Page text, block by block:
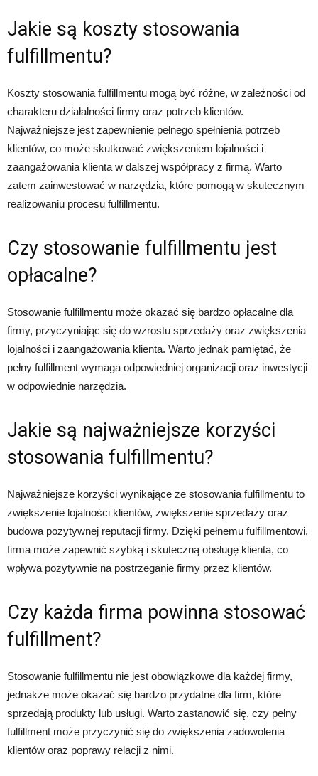
Jakie są koszty stosowania
fulfillmentu?
Koszty stosowania fulfillmentu mogą być różne, w zależności od
charakteru działalności firmy oraz potrzeb klientów.
Najważniejsze jest zapewnienie pełnego spełnienia potrzeb
klientów, co może skutkować zwiększeniem lojalności i
zaangażowania klienta w dalszej współpracy z firmą. Warto
zatem zainwestować w narzędzia, które pomogą w skutecznym
realizowaniu procesu fulfillmentu.
Czy stosowanie fulfillmentu jest
opłacalne?
Stosowanie fulfillmentu może okazać się bardzo opłacalne dla
firmy, przyczyniając się do wzrostu sprzedaży oraz zwiększenia
lojalności i zaangażowania klienta. Warto jednak pamiętać, że
pełny fulfillment wymaga odpowiedniej organizacji oraz inwestycji
w odpowiednie narzędzia.
Jakie są najważniejsze korzyści
stosowania fulfillmentu?
Najważniejsze korzyści wynikające ze stosowania fulfillmentu to
zwiększenie lojalności klientów, zwiększenie sprzedaży oraz
budowa pozytywnej reputacji firmy. Dzięki pełnemu fulfillmentowi,
firma może zapewnić szybką i skuteczną obsługę klienta, co
wpływa pozytywnie na postrzeganie firmy przez klientów.
Czy każda firma powinna stosować
fulfillment?
Stosowanie fulfillmentu nie jest obowiązkowe dla każdej firmy,
jednakże może okazać się bardzo przydatne dla firm, które
sprzedają produkty lub usługi. Warto zastanowić się, czy pełny
fulfillment może przyczynić się do zwiększenia zadowolenia
klientów oraz poprawy relacji z nimi.